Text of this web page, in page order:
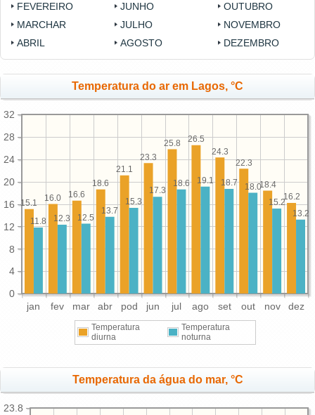
FEVEREIRO
MARCHAR
ABRIL
JUNHO
JULHO
AGOSTO
OUTUBRO
NOVEMBRO
DEZEMBRO
Temperatura do ar em Lagos, °C
jan fev mar abr pod jun jul ago set out nov dez
0
4
8
12
16
20
24
28
32
16.2
18.4
22.3
24.3
26.5
25.8
23.3
21.1
18.6
16.6
16.0
15.1
13.2
15.2
18.0
18.7
19.1
18.6
17.3
15.3
13.7
12.5
12.3
11.8
Temperatura
diurna
Temperatura
noturna
Temperatura da água do mar, °C
23.8